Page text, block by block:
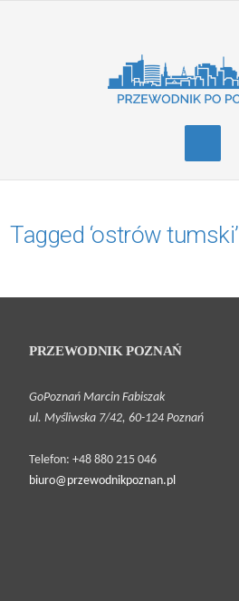
Tagged ‘ostrów tumski’
PRZEWODNIK POZNAŃ
GoPoznań Marcin Fabiszak
ul. Myśliwska 7/42, 60-124 Poznań
Telefon: +48 880 215 046
biuro@przewodnikpoznan.pl